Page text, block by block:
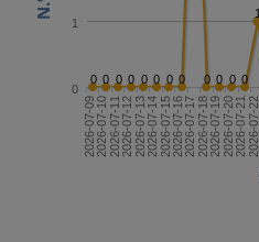
0 0 0 0 0 0 0 0 0 0 0 0
1
2026-07-092026-07-102026-07-112026-07-122026-07-132026-07-142026-07-152026-07-162026-07-172026-07-182026-07-192026-07-202026-07-212026-07-22
0
1